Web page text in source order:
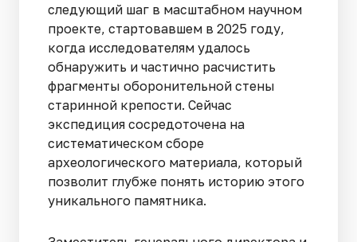
следующий шаг в масштабном научном
проекте, стартовавшем в 2025 году,
когда исследователям удалось
обнаружить и частично расчистить
фрагменты оборонительной стены
старинной крепости. Сейчас
экспедиция сосредоточена на
систематическом сборе
археологического материала, который
позволит глубже понять историю этого
уникального памятника.